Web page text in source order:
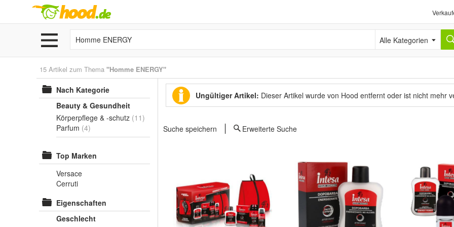
Alle Kategorien
15 Artikel zum Thema "Homme ENERGY"
Nach Kategorie
Beauty & Gesundheit
Körperpflege & -schutz (11)
Parfum (4)
Top Marken
Versace
Cerruti
Eigenschaften
Geschlecht
Ungültiger Artikel: Dieser Artikel wurde von Hood entfernt oder ist nicht mehr
Suche speichern Erweiterte Suche